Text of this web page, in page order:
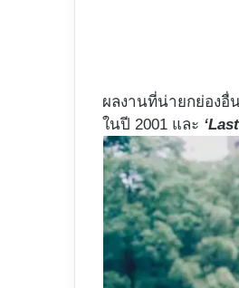
ผลงานที่น่ายกย่องอื่
ในปี 2001 และ